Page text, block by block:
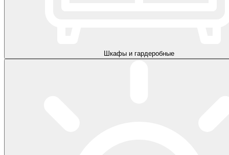
Шкафы и гардеробные